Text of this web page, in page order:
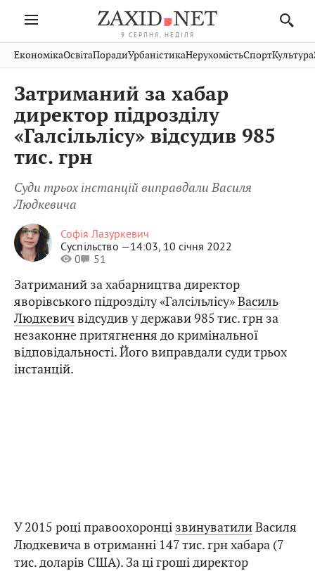
9 СЕРПНЯ, НЕДІЛЯ
Івано-
Франківськ
Волинь
Закарпаття
Рівне
Шептицький
Стрий
Хмельницький
Вінниця
Публікації
Авто СловкоКультура
Кіно Дім Спорт
ФотоОсвіта
тварини
ЕкономікаОсвітаПорадиУрбаністикаНерухомістьСпортКультура
Затриманий за хабар
директор підрозділу
«Галсільлісу» відсудив 985
тис. грн
Суди трьох інстанцій виправдали Василя
Людкевича
Софія Лазуркевич
Суспільство —14:03, 10 січня 2022
0
51
Затриманий за хабарництва директор
яворівського підрозділу «Галсільлісу»Василь
Людкевичвідсудив у держави 985 тис. грн за
незаконне притягнення до кримінальної
відповідальності. Його виправдали суди трьох
інстанцій.
У 2015 році правоохоронці звинуватилиВасиля
Людкевича в отриманні 147 тис. грн хабара (7
тис. доларів США). За ці гроші директор